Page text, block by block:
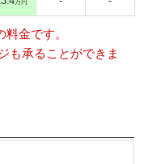
金です。
も承ることができま